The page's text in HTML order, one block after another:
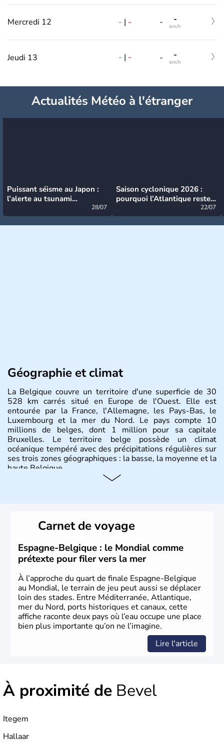
Mercredi 12 - | - - -
km/h
Jeudi 13 - | - - -
km/h
Actualités Météo à l'étranger
Puissant séisme au Japon :
l’alerte au tsunami
28/07
Saison cyclonique 2026 :
pourquoi l’Atlantique reste
22/07
Géographie et climat
La Belgique couvre un territoire d'une superficie de 30
528 km carrés situé en Europe de l'Ouest. Elle est
entourée par la France, l'Allemagne, les Pays-Bas, le
Luxembourg et la mer du Nord. Le pays compte 10
millions de belges, dont 1 million pour sa capitale
Bruxelles. Le territoire belge possède un climat
océanique tempéré avec des précipitations régulières sur
ses trois zones géographiques : la basse, la moyenne et la
haute Belgique.
effectuée par Jules César : les Gaulois, les Aquitains et
les Belges. Décrite comme la nation la plus brave par le
général romain, la Belgique a été divisée en deux pays
jusqu'en 1795 : les Pays-Bas du Sud et la principauté de
Liège. Il faut attendre jusqu'en 1980 pour qu'elle
devienne un Etat fédéral reconnu par la constitution de
1993.
Carnet de voyage
Espagne-Belgique : le Mondial comme
prétexte pour filer vers la mer
À l’approche du quart de finale Espagne-Belgique
au Mondial, le terrain de jeu peut aussi se déplacer
loin des stades. Entre Méditerranée, Atlantique,
mer du Nord, ports historiques et canaux, cette
affiche raconte deux pays où l’eau occupe une place
bien plus importante qu’on ne l’imagine.
Lire l'article
À proximité de Bevel
Itegem
Hallaar